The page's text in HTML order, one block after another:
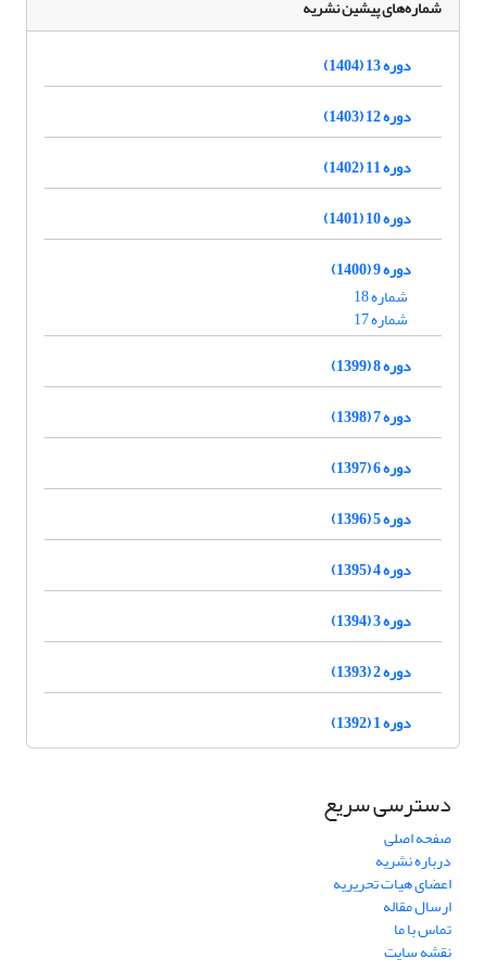
شماره‌های پیشین نشریه
دوره 13 (1404)
دوره 12 (1403)
دوره 11 (1402)
دوره 10 (1401)
دوره 9 (1400)
شماره 18
شماره 17
دوره 8 (1399)
دوره 7 (1398)
دوره 6 (1397)
دوره 5 (1396)
دوره 4 (1395)
دوره 3 (1394)
دوره 2 (1393)
دوره 1 (1392)
دسترسی سریع
صفحه اصلی
درباره نشریه
اعضای هیات تحریریه
ارسال مقاله
تماس با ما
نقشه سایت